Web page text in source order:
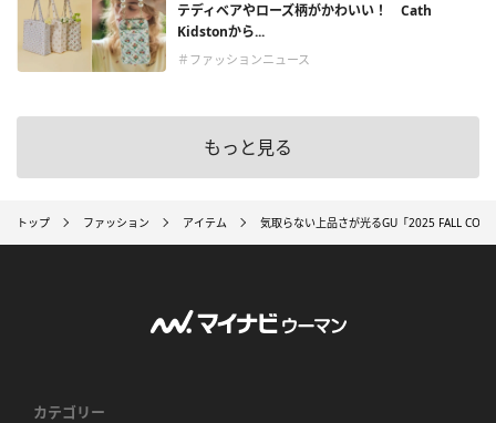
テディベアやローズ柄がかわいい！ Cath
Kidstonから...
＃ファッションニュース
もっと見る
トップ ファッション アイテム 気取らない上品さが光るGU「2025 FALL
カテゴリー